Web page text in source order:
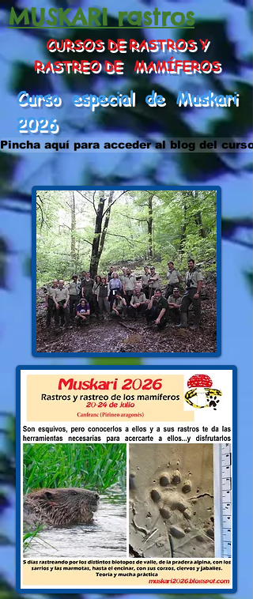
MUSKARI rastros
CURSOS DE RASTROS Y
RASTREO DE MAMÍFEROS
Curso especial de Muskari
2026
Pincha aquí para acceder al blog del curso